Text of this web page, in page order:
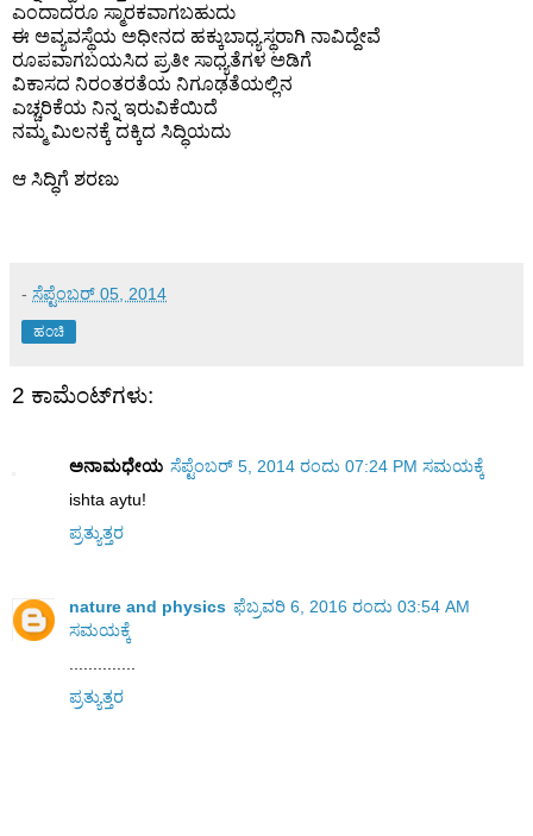
ಎಂದಾದರೂ ಸ್ಮಾರಕವಾಗಬಹುದು
ಈ ಅವ್ಯವಸ್ಥೆಯ ಅಧೀನದ ಹಕ್ಕುಬಾಧ್ಯಸ್ಥರಾಗಿ ನಾವಿದ್ದೇವೆ
ರೂಪವಾಗಬಯಸಿದ ಪ್ರತೀ ಸಾಧ್ಯತೆಗಳ ಅಡಿಗೆ
ವಿಕಾಸದ ನಿರಂತರತೆಯ ನಿಗೂಢತೆಯಲ್ಲಿನ
ಎಚ್ಚರಿಕೆಯ ನಿನ್ನ ಇರುವಿಕೆಯಿದೆ
ನಮ್ಮ ಮಿಲನಕ್ಕೆ ದಕ್ಕಿದ ಸಿದ್ಧಿಯದು
ಆ ಸಿದ್ಧಿಗೆ ಶರಣು
- ಸೆಪ್ಟೆಂಬರ್ 05, 2014
ಹಂಚಿ
2 ಕಾಮೆಂಟ್‌ಗಳು:
ಅನಾಮಧೇಯ ಸೆಪ್ಟೆಂಬರ್ 5, 2014 ರಂದು 07:24 PM ಸಮಯಕ್ಕೆ
ishta aytu!
ಪ್ರತ್ಯುತ್ತರ
nature and physics ಫೆಬ್ರವರಿ 6, 2016 ರಂದು 03:54 AM
ಸಮಯಕ್ಕೆ
ಪ್ರತ್ಯುತ್ತರ